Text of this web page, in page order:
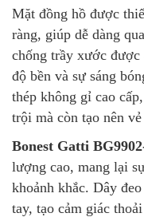
Mặt đồng hồ được
ràng, giúp dễ dàng
chống trầy xước được
độ bền và sự sáng
thép không gỉ cao
trội mà còn tạo nên
Bonest Gatti
lượng cao, mang lại
khoảnh khắc. Dây
tay, tạo cảm giác